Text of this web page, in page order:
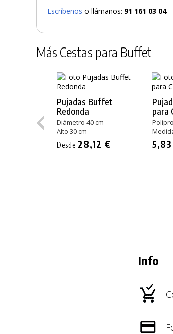
Escríbenos o llámanos: 91 161 03 04.
Más Cestas para Buffet
Pujadas Buffet
Redonda
Diámetro 40 cm
Alto 30 cm
Desde 28,12 €
para
Info